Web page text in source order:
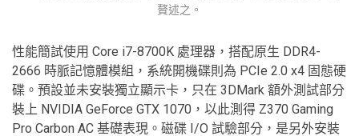
贅述之。
性能簡試使用 Core i7-8700K 處理器，搭配原生 DDR4-
2666 時脈記憶體模組，系統開機碟則為 PCIe 2.0 x4 固態硬
碟。預設並未安裝獨立顯示卡，只在 3DMark 額外測試部分
裝上 NVIDIA GeForce GTX 1070，以此測得 Z370 Gaming
Pro Carbon AC 基礎表現。磁碟 I/O 試驗部分，是另外安裝